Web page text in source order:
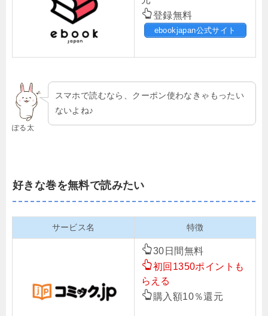
登録無料
ebookjapan公式サイト
ぽる太
スマホで読むなら、クーポン使わなきゃもったい
ないよね♪
好きな巻を無料で読みたい
サービス名 特徴
30日間無料
初回1350ポイントも
らえる
購入額10％還元